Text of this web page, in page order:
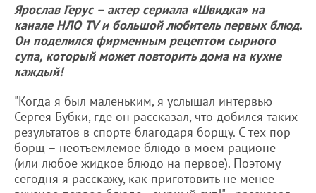
Ярослав Герус – актер сериала «Швидка» на
канале НЛО TV и большой любитель первых блюд.
Он поделился фирменным рецептом сырного
супа, который может повторить дома на кухне
каждый!
"Когда я был маленьким, я услышал интервью
Сергея Бубки, где он рассказал, что добился таких
результатов в спорте благодаря борщу. С тех пор
борщ – неотъемлемое блюдо в моём рационе
(или любое жидкое блюдо на первое). Поэтому
сегодня я расскажу, как приготовить не менее